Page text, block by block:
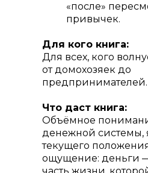
«после»
привычек.
Для кого книга:
Для всех, кого
от домохозяек до
предпринимателей.
Что даст книга:
Объёмное
денежной системы,
текущего
ощущение: деньги